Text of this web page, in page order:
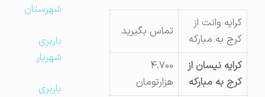
کرایه وانت از
کرج به مبارکه
تماس بگیرید
کرایه نیسان از
کرج به مبارکه
۴.۷۰۰
هزارتومان
شهرستان
باربری
شهریار
باربری